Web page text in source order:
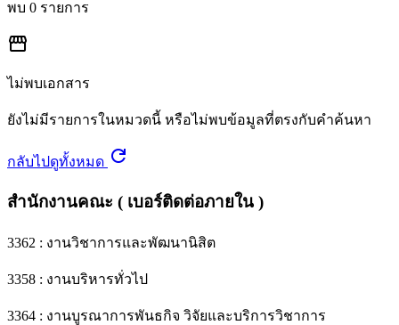
พบ 0 รายการ
storefront
ไม่พบเอกสาร
ยังไม่มีรายการในหมวดนี้ หรือไม่พบข้อมูลที่ตรงกับคำค้นหา
กลับไปดูทั้งหมด refresh
สำนักงานคณะ ( เบอร์ติดต่อภายใน )
3362 : งานวิชาการและพัฒนานิสิต
3358 : งานบริหารทั่วไป
3364 : งานบูรณาการพันธกิจ วิจัยและบริการวิชาการ